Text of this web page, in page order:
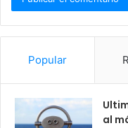
Popular
al